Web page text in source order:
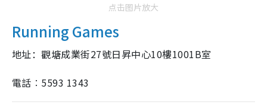
点击图片放大
Running Games
地址：觀塘成業街27號日昇中心10樓1001B室
電話︰5593 1343